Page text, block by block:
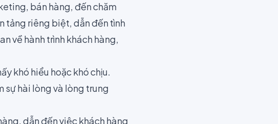
bán hàng, đến chăm
tảng riêng biệt, dẫn đến tình
về hành trình khách hàng,
khó hiểu hoặc khó chịu.
sự hài lòng và lòng trung
dẫn đến việc khách hàng